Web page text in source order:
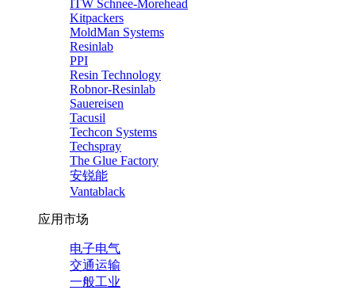
ITW Schnee-Morehead
Kitpackers
MoldMan Systems
Resinlab
PPI
Resin Technology
Robnor-Resinlab
Sauereisen
Tacusil
Techcon Systems
Techspray
The Glue Factory
安锐能
Vantablack
应用市场
电子电气
交通运输
一般工业